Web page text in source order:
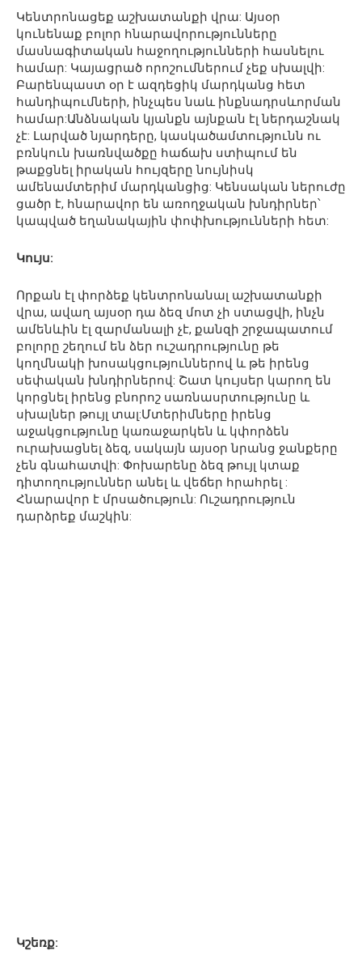
Կենտրոնացեք աշխատանքի վրա: Այսօր
կունենաք բոլոր հնարավորությունները
մասնագիտական հաջողությունների հասնելու
համար: Կայացրած որոշումներում չեք սխալվի:
Բարենպաստ օր է ազդեցիկ մարդկանց հետ
հանդիպումների, ինչպես նաև ինքնադրսևորման
համար:Անձնական կյանքն այնքան էլ ներդաշնակ
չէ: Լարված նյարդերը, կասկածամտությունն ու
բռնկուն խառնվածքը հաճախ ստիպում են
թաքցնել իրական հույզերը նույնիսկ
ամենամտերիմ մարդկանցից: Կենսական ներուժը
ցածր է, հնարավոր են առողջական խնդիրներ՝
կապված եղանակային փոփխությունների հետ:
Կույս:
Որքան էլ փորձեք կենտրոնանալ աշխատանքի
վրա, ավաղ այսօր դա ձեզ մոտ չի ստացվի, ինչն
ամենևին էլ զարմանալի չէ, քանզի շրջապատում
բոլորը շեղում են ձեր ուշադրությունը թե
կողմնակի խոսակցություններով և թե իրենց
սեփական խնդիրներով: Շատ կույսեր կարող են
կորցնել իրենց բնորոշ սառնասրտությունը և
սխալներ թույլ տալ:Մտերիմները իրենց
աջակցությունը կառաջարկեն և կփորձեն
ուրախացնել ձեզ, սակայն այսօր նրանց ջանքերը
չեն գնահատվի: Փոխարենը ձեզ թույլ կտաք
դիտողություններ անել և վեճեր հրահրել :
Հնարավոր է մրսածություն: Ուշադրություն
դարձրեք մաշկին:
Կշեռք: